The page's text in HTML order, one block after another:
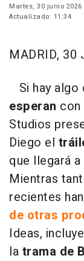
Martes, 30 junio 2026
Actualizado: 11:34
MADRID, 30
Si hay algo
esperan
Studios
Diego el
que llegará
Mientras
recientes
de otras
Ideas,
la trama de